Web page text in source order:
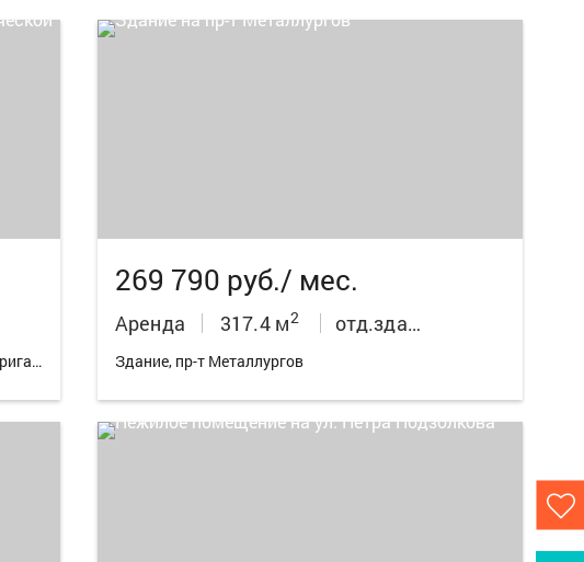
Нежилое помещение, ул. 78 Добровольческой Бригады
269 790 руб./ мес.
Аренда 317.4 м2 отд.здания
Здание, пр-т Металлургов